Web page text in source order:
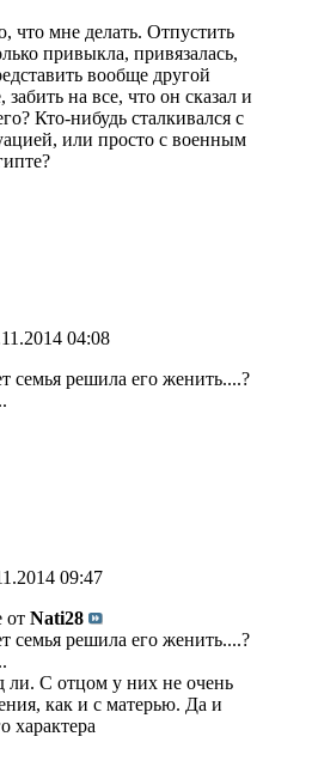
что мне делать. Отпустить
привыкла, привязалась,
вообще другой
на все, что он сказал и
Кто-нибудь сталкивался с
или просто с военным
04:08
семья решила его женить....?
09:47
от Nati28
семья решила его женить....?
ли. С отцом у них не очень
как и с матерью. Да и
характера